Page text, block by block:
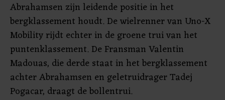
Abrahamsen zijn leidende positie in het
bergklassement houdt. De wielrenner van Uno-X
Mobility rijdt echter in de groene trui van het
puntenklassement. De Fransman Valentin
Madouas, die derde staat in het bergklassement
achter Abrahamsen en geletruidrager Tadej
Pogacar, draagt de bollentrui.